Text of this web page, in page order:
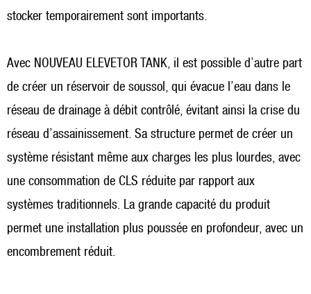
stocker temporairement sont importants.
Avec NOUVEAU ELEVETOR TANK, il est possible d’autre part
de créer un réservoir de soussol, qui évacue l’eau dans le
réseau de drainage à débit contrôlé, évitant ainsi la crise du
réseau d’assainissement. Sa structure permet de créer un
système résistant même aux charges les plus lourdes, avec
une consommation de CLS réduite par rapport aux
systèmes traditionnels. La grande capacité du produit
permet une installation plus poussée en profondeur, avec un
encombrement réduit.